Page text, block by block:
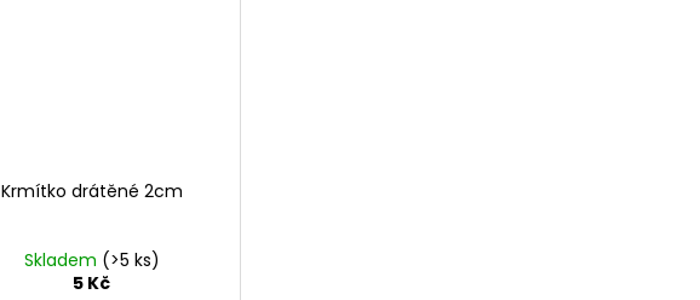
Krmítko drátěné 2cm
Skladem (>5 ks)
5 Kč